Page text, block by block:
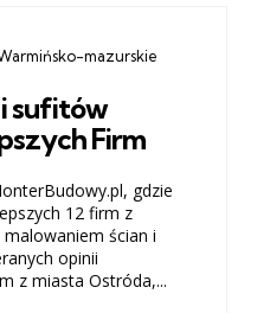
mazurskie
sufitów
Firm
gdzie
12 firm z
ścian i
opinii
z miasta Ostróda,...